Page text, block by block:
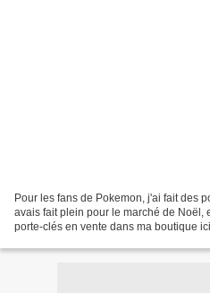
Pour les fans de Pokemon, j'ai fait des
avais fait plein pour le marché de Noël,